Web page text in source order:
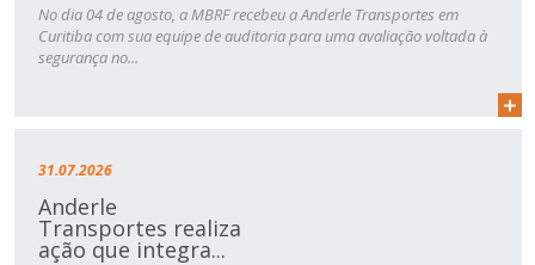
No dia 04 de agosto, a MBRF recebeu a Anderle Transportes em
Curitiba com sua equipe de auditoria para uma avaliação voltada à
segurança no...
31.07.2026
Anderle
Transportes realiza
ação que integra...